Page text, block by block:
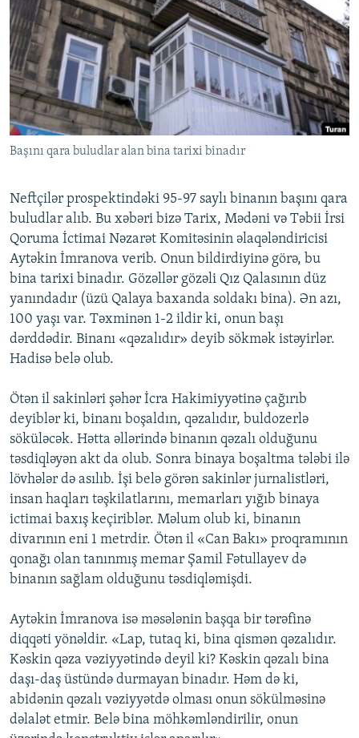
FOTOQALEREYA
İNFOQRAFIKA
KARIKATURA
OXU ZALI
AZƏRBAYCAN ƏDƏBIYYATI KITABXANASI
İSLAM VƏ DEMOKRATIYA
İZ - MƏDƏNIYYƏT PROQRAMI
HAQQIMIZDA
MISSIYAMIZ
PEŞƏ ETIKASI VƏ JURNALISTIKA STANDARTLARIMIZ
MATERIALLARIMIZDAN ISTIFADƏ
AZADLIQRADIOSU MOBIL TELEFONUNUZDA
BIZIMLƏ ƏLAQƏ
BIZI IZLƏ
RFE/RL-in bütün saytları
Başını qara buludlar alan bina tarixi binadır
Neftçilər prospektindəki 95-97 saylı binanın başını qara
buludlar alıb. Bu xəbəri bizə Tarix, Mədəni və Təbii İrsi
Qoruma İctimai Nəzarət Komitəsinin əlaqələndiricisi
Aytəkin İmranova verib. Onun bildirdiyinə görə, bu
bina tarixi binadır. Gözəllər gözəli Qız Qalasının düz
yanındadır (üzü Qalaya baxanda soldakı bina). Ən azı,
100 yaşı var. Təxminən 1-2 ildir ki, onun başı
dərddədir. Binanı «qəzalıdır» deyib sökmək istəyirlər.
Hadisə belə olub.
Ötən il sakinləri şəhər İcra Hakimiyyətinə çağırıb
deyiblər ki, binanı boşaldın, qəzalıdır, buldozerlə
söküləcək. Hətta əllərində binanın qəzalı olduğunu
təsdiqləyən akt da olub. Sonra binaya boşaltma tələbi ilə
lövhələr də asılıb. İşi belə görən sakinlər jurnalistləri,
insan haqları təşkilatlarını, memarları yığıb binaya
ictimai baxış keçiriblər. Məlum olub ki, binanın
divarının eni 1 metrdir. Ötən il «Can Bakı» proqramının
qonağı olan tanınmış memar Şamil Fətullayev də
binanın sağlam olduğunu təsdiqləmişdi.
Aytəkin İmranova isə məsələnin başqa bir tərəfinə
diqqəti yönəldir. «Lap, tutaq ki, bina qismən qəzalıdır.
Kəskin qəza vəziyyətində deyil ki? Kəskin qəzalı bina
daşı-daş üstündə durmayan binadır. Həm də ki,
abidənin qəzalı vəziyyətdə olması onun sökülməsinə
dəlalət etmir. Belə bina möhkəmləndirilir, onun